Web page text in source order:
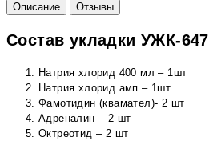
Описание
Отзывы
Состав укладки УЖК-647
Натрия хлорид 400 мл – 1шт
Натрия хлорид амп – 1шт
Фамотидин (квамател)- 2 шт
Адреналин – 2 шт
Октреотид – 2 шт